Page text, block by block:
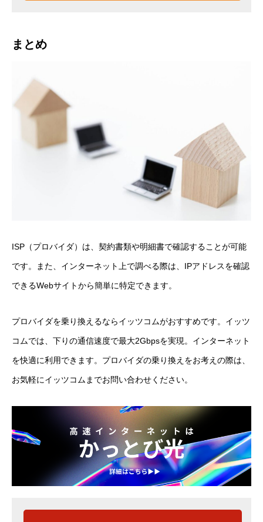
まとめ
ISP（プロバイダ）は、契約書類や明細書で確認することが可能
です。また、インターネット上で調べる際は、IPアドレスを確認
できるWebサイトから簡単に特定できます。
プロバイダを乗り換えるならイッツコムがおすすめです。イッツ
コムでは、下りの通信速度で最大2Gbpsを実現。インターネット
を快適に利用できます。プロバイダの乗り換えをお考えの際は、
お気軽にイッツコムまでお問い合わせください。